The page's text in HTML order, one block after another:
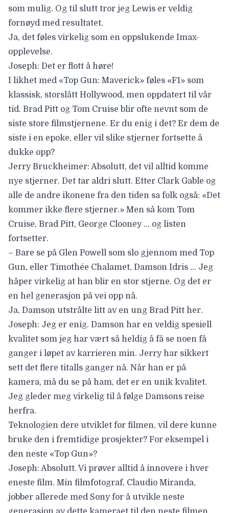
som mulig. Og til slutt tror jeg Lewis er veldig
fornøyd med resultatet.
Ja, det føles virkelig som en oppslukende Imax-
opplevelse.
Joseph: Det er flott å høre!
I likhet med «Top Gun: Maverick» føles «F1» som
klassisk, storslått Hollywood, men oppdatert til vår
tid. Brad Pitt og Tom Cruise blir ofte nevnt som de
siste store filmstjernene. Er du enig i det? Er dem de
siste i en epoke, eller vil slike stjerner fortsette å
dukke opp?
Jerry Bruckheimer: Absolutt, det vil alltid komme
nye stjerner. Det tar aldri slutt. Etter Clark Gable og
alle de andre ikonene fra den tiden sa folk også: «Det
kommer ikke flere stjerner.» Men så kom Tom
Cruise, Brad Pitt, George Clooney … og listen
fortsetter.
– Bare se på Glen Powell som slo gjennom med Top
Gun, eller Timothée Chalamet, Damson Idris … Jeg
håper virkelig at han blir en stor stjerne. Og det er
en hel generasjon på vei opp nå.
Ja, Damson utstrålte litt av en ung Brad Pitt her.
Joseph: Jeg er enig. Damson har en veldig spesiell
kvalitet som jeg har vært så heldig å få se noen få
ganger i løpet av karrieren min. Jerry har sikkert
sett det flere titalls ganger nå. Når han er på
kamera, må du se på ham, det er en unik kvalitet.
Jeg gleder meg virkelig til å følge Damsons reise
herfra.
Teknologien dere utviklet for filmen, vil dere kunne
bruke den i fremtidige prosjekter? For eksempel i
den neste «Top Gun»?
Joseph: Absolutt. Vi prøver alltid å innovere i hver
eneste film. Min filmfotograf, Claudio Miranda,
jobber allerede med Sony for å utvikle neste